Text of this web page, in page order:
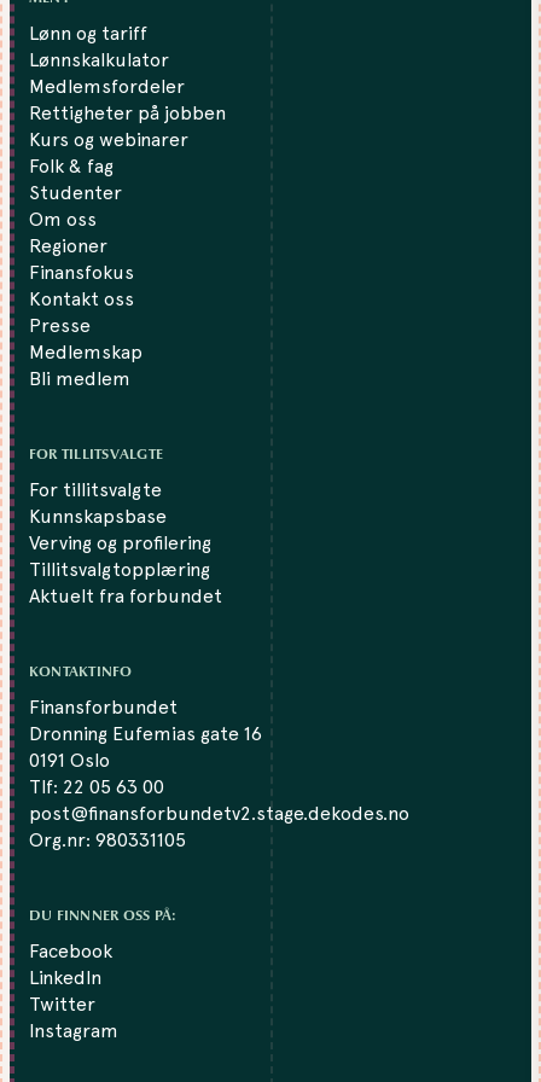
Lønn og tariff
Lønnskalkulator
Medlemsfordeler
Rettigheter på jobben
Kurs og webinarer
Folk & fag
Studenter
Om oss
Regioner
Finansfokus
Kontakt oss
Presse
Medlemskap
Bli medlem
FOR TILLITSVALGTE
For tillitsvalgte
Kunnskapsbase
Verving og profilering
Tillitsvalgtopplæring
Aktuelt fra forbundet
KONTAKTINFO
Finansforbundet
Dronning Eufemias gate 16
0191 Oslo
Tlf: 22 05 63 00
post@finansforbundetv2.stage.dekodes.no
Org.nr: 980331105
DU FINNNER OSS PÅ:
Facebook
LinkedIn
Twitter
Instagram